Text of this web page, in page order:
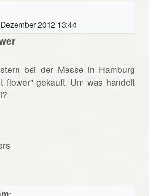
2012 13:44
bei der Messe in Hamburg
flower" gekauft. Um was handelt